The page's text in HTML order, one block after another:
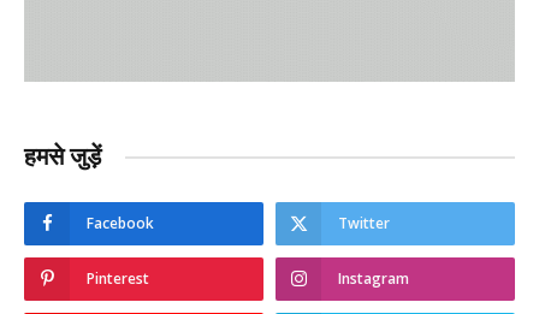
हमसे जुड़ें
Facebook Twitter
Pinterest Instagram